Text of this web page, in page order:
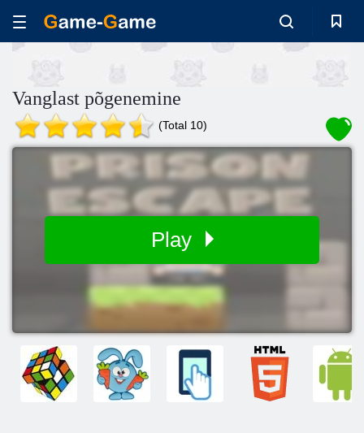
Vanglast põgenemine
(Total 10)
Play